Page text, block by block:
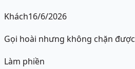
Khách16/6/2026
Gọi hoài nhưng không chặn được
Làm phiền